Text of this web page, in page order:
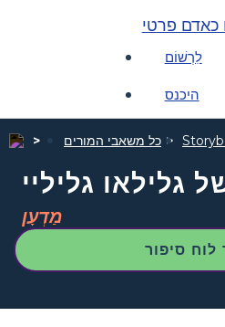
כאדם פרטי
לִרְשׁוֹם
היכנס
כל משאבי המורים
גלילאו גליליי
מַדְעָן
לוח סיפור